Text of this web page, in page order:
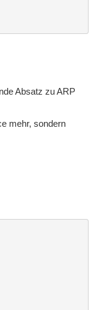
Absatz zu ARP
mehr, sondern